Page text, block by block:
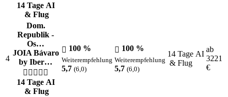
14 Tage AI
& Flug
4
Dom.
Republik -
Os…
JOIA Bávaro
by Iber…
14 Tage AI
& Flug
100 %
Weiterempfehlung
5,7 (6,0)
100 %
Weiterempfehlung
5,7 (6,0)
14 Tage AI
& Flug
ab
3221
€